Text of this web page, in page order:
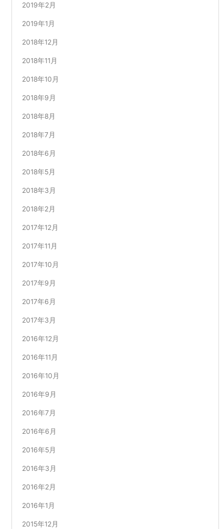
2019年2月
2019年1月
2018年12月
2018年11月
2018年10月
2018年9月
2018年8月
2018年7月
2018年6月
2018年5月
2018年3月
2018年2月
2017年12月
2017年11月
2017年10月
2017年9月
2017年6月
2017年3月
2016年12月
2016年11月
2016年10月
2016年9月
2016年7月
2016年6月
2016年5月
2016年3月
2016年2月
2016年1月
2015年12月